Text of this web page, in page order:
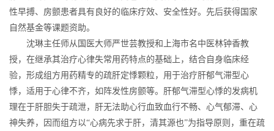
性早搏、房颤患者具有良好的临床疗效、安全性好。先后获得国家
自然基金等课题资助。
沈琳主任师从国医大师严世芸教授和上海市名中医林钟香教
授，在继承其治疗心律失常用药特点的基础上，结合自身临床经
验，形成组方用药精专的疏肝定悸颗粒，用于治疗肝郁气滞型心
悸，适用于心律不齐，如阵发性房颤等。肝郁气滞型心悸的发病机
理在于肝胆失于疏泄，肝无法助心行血致血行不畅、心气郁滞、心
神失养，因而组方以“心病先求于肝，清其源也”为指导原则，重在疏